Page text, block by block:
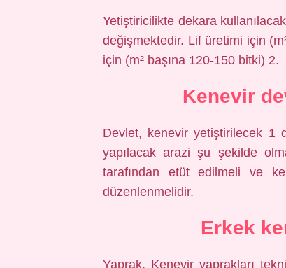
Yetiştiricilikte dekara
değişmektedir. Lif üretimi için
için (m² başına 120-150 bitki) 2.
Kenevir
Devlet, kenevir yetiştirilecek 1
yapılacak arazi şu şekilde
tarafından etüt edilmeli ve
düzenlenmelidir.
Erkek
Yaprak. Kenevir yaprakları